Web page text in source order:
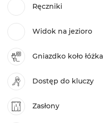
Ręczniki
Widok na jezioro
Gniazdko koło łóżka
Dostęp do kluczy
Zasłony